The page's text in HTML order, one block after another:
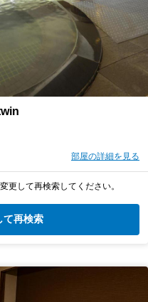
部屋の詳細を見る
更して再検索してください。
て再検索